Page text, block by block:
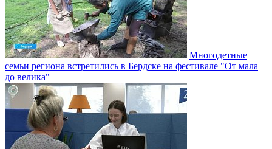
Многодетные
семьи региона встретились в Бердске на фестивале "От мала
до велика"